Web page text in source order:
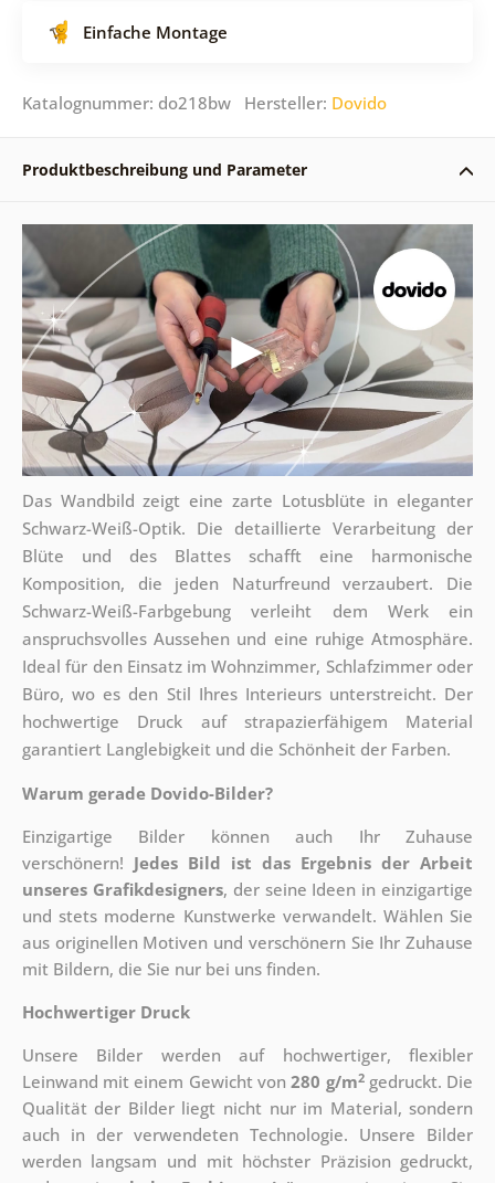
Einfache Montage
Katalognummer: do218bw Hersteller: Dovido
Produktbeschreibung und Parameter
Das Wandbild zeigt eine zarte Lotusblüte in eleganter
Schwarz-Weiß-Optik. Die detaillierte Verarbeitung der
Blüte und des Blattes schafft eine harmonische
Komposition, die jeden Naturfreund verzaubert. Die
Schwarz-Weiß-Farbgebung verleiht dem Werk ein
anspruchsvolles Aussehen und eine ruhige Atmosphäre.
Ideal für den Einsatz im Wohnzimmer, Schlafzimmer oder
Büro, wo es den Stil Ihres Interieurs unterstreicht. Der
hochwertige Druck auf strapazierfähigem Material
garantiert Langlebigkeit und die Schönheit der Farben.
Warum gerade Dovido-Bilder?
Einzigartige Bilder können auch Ihr Zuhause
verschönern! Jedes Bild ist das Ergebnis der Arbeit
unseres Grafikdesigners, der seine Ideen in einzigartige
und stets moderne Kunstwerke verwandelt. Wählen Sie
aus originellen Motiven und verschönern Sie Ihr Zuhause
mit Bildern, die Sie nur bei uns finden.
Hochwertiger Druck
Unsere Bilder werden auf hochwertiger, flexibler
Leinwand mit einem Gewicht von280 g/m2gedruckt. Die
Qualität der Bilder liegt nicht nur im Material, sondern
auch in der verwendeten Technologie. Unsere Bilder
werden langsam und mit höchster Präzision gedruckt,